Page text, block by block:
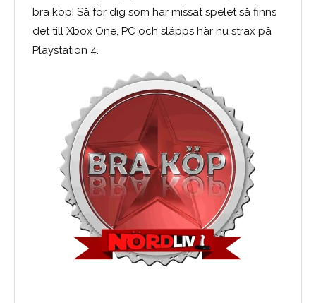
bra köp! Så för dig som har missat spelet så finns
det till Xbox One, PC och släpps här nu strax på
Playstation 4.